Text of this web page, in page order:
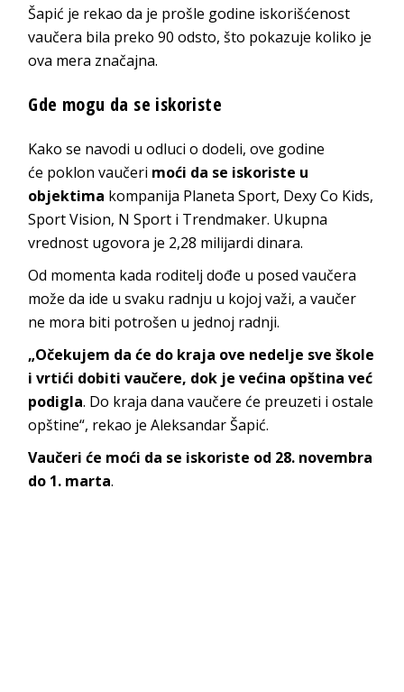
Šapić je rekao da je prošle godine iskorišćenost
vaučera bila preko 90 odsto, što pokazuje koliko je
ova mera značajna.
Gde mogu da se iskoriste
Kako se navodi u odluci o dodeli, ove godine
će poklon vaučeri moći da se iskoriste u
objektima kompanija Planeta Sport, Dexy Co Kids,
Sport Vision, N Sport i Trendmaker. Ukupna
vrednost ugovora je 2,28 milijardi dinara.
Od momenta kada roditelj dođe u posed vaučera
može da ide u svaku radnju u kojoj važi, a vaučer
ne mora biti potrošen u jednoj radnji.
„Očekujem da će do kraja ove nedelje sve škole
i vrtići dobiti vaučere, dok je većina opština već
podigla. Do kraja dana vaučere će preuzeti i ostale
opštine“, rekao je Aleksandar Šapić.
Vaučeri će moći da se iskoriste od 28. novembra
do 1. marta.